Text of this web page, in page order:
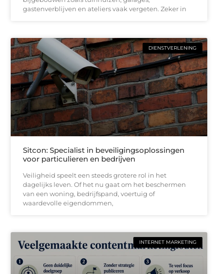
gastenverblijven en ateliers vaak vergeten. Zeker in
DIENSTVERLENING
Sitcon: Specialist in beveiligingsoplossingen
voor particulieren en bedrijven
Veiligheid speelt een steeds grotere rol in het
dagelijks leven. Of het nu gaat om het beschermen
van een woning, bedrijfspand, voertuig of
waardevolle eigendommen,
INTERNET MARKETING